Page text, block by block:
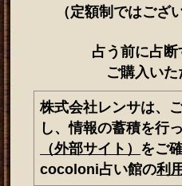
（定額制ではござ
占う前に占断
ご購入い
株式会社レンサは、
し、情報の蓄積を行
（外部サイト） をご
cocoloni占い館の利